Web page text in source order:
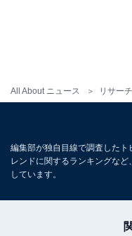
All About ニュース リサーチ
編集部が独自目線で調査したト
レンドに関するランキングな
しています。